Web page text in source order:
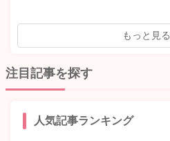
もっと見る
注目記事を探す
人気記事ランキング